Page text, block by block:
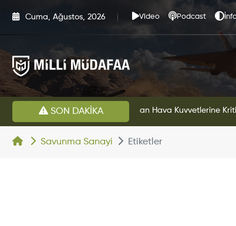
Cuma, Ağustos, 2026 Video Podcast
SON DAKİKA Altınay Savunma
Savunma Sanayi Etiketler